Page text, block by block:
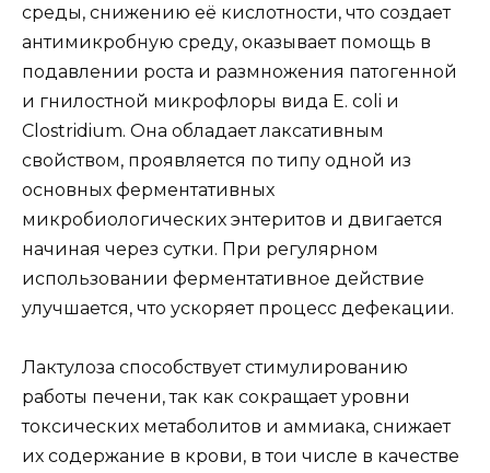
среды, снижению её кислотности, что создает
антимикробную среду, оказывает помощь в
подавлении роста и размножения патогенной
и гнилостной микрофлоры вида E. coli и
Clostridium. Она обладает лаксативным
свойством, проявляется по типу одной из
основных ферментативных
микробиологических энтеритов и двигается
начиная через сутки. При регулярном
использовании ферментативное действие
улучшается, что ускоряет процесс дефекации.
Лактулоза способствует стимулированию
работы печени, так как сокращает уровни
токсических метаболитов и аммиака, снижает
их содержание в крови, в тои числе в качестве